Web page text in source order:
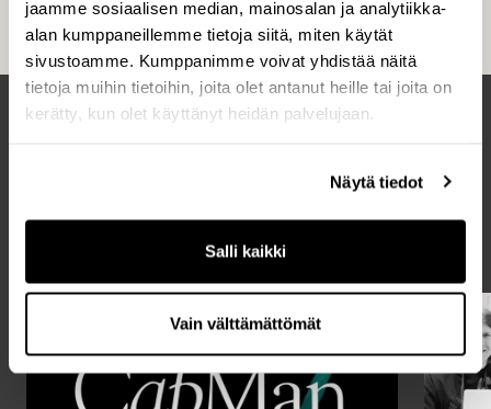
jaamme sosiaalisen median, mainosalan ja analytiikka-
alan kumppaneillemme tietoja siitä, miten käytät
sivustoamme. Kumppanimme voivat yhdistää näitä
tietoja muihin tietoihin, joita olet antanut heille tai joita on
kerätty, kun olet käyttänyt heidän palvelujaan.
Näytä tiedot
Salli kaikki
Vain välttämättömät
Uusimmat artikkelit